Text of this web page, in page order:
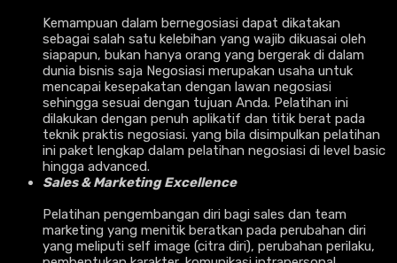
Kemampuan dalam bernegosiasi dapat dikatakan
sebagai salah satu kelebihan yang wajib dikuasai oleh
siapapun, bukan hanya orang yang bergerak di dalam
dunia bisnis saja Negosiasi merupakan usaha untuk
mencapai kesepakatan dengan lawan negosiasi
sehingga sesuai dengan tujuan Anda. Pelatihan ini
dilakukan dengan penuh aplikatif dan titik berat pada
teknik praktis negosiasi. yang bila disimpulkan pelatihan
ini paket lengkap dalam pelatihan negosiasi di level basic
hingga advanced.
Sales & Marketing Excellence
Pelatihan pengembangan diri bagi sales dan team
marketing yang menitik beratkan pada perubahan diri
yang meliputi self image (citra diri), perubahan perilaku,